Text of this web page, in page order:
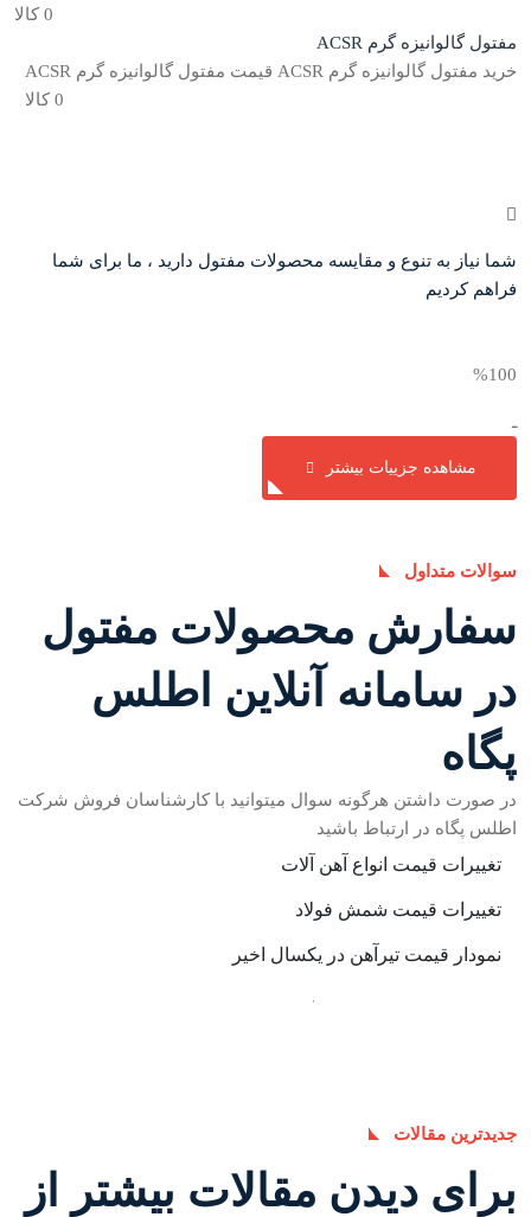
0 کالا
مفتول گالوانیزه گرم ACSR
خرید مفتول گالوانیزه گرم ACSR قیمت مفتول گالوانیزه گرم ACSR
0 کالا
شما نیاز به تنوع و مقایسه محصولات مفتول دارید ، ما برای شما
فراهم کردیم
100
%
ـ
مشاهده جزییات بیشتر
سوالات متداول
سفارش محصولات مفتول
در سامانه آنلاین اطلس
پگاه
در صورت داشتن هرگونه سوال میتوانید با کارشناسان فروش شرکت
اطلس پگاه در ارتباط باشید
تغییرات قیمت انواع آهن آلات
تغییرات قیمت شمش فولاد
نمودار قیمت تیرآهن در یکسال اخیر
جدیدترین مقالات
برای دیدن مقالات بیشتر از